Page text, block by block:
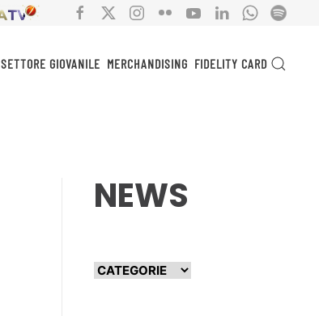
SETTORE GIOVANILE MERCHANDISING FIDELITY CARD
NEWS